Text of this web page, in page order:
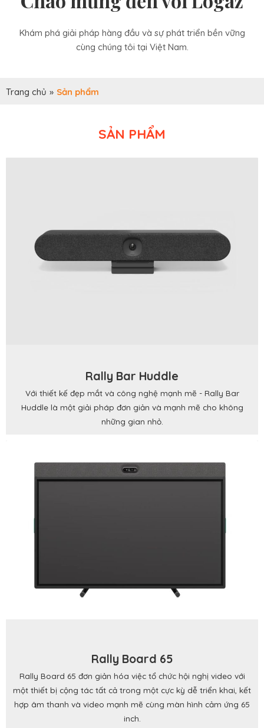
Khám phá giải pháp hàng đầu và sự phát triển bền vững
cùng chúng tôi tại Việt Nam.
Trang chủ » Sản phẩm
SẢN PHẨM
Rally Bar Huddle
Với thiết kế đẹp mắt và công nghệ mạnh mẽ - Rally Bar
Huddle là một giải pháp đơn giản và mạnh mẽ cho không
những gian nhỏ.
Rally Board 65
Rally Board 65 đơn giản hóa việc tổ chức hội nghị video với
một thiết bị cộng tác tất cả trong một cực kỳ dễ triển khai, kết
hợp âm thanh và video mạnh mẽ cùng màn hình cảm ứng 65
inch.